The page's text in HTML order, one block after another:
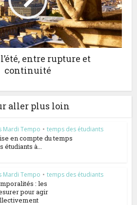
entre rupture et
continuité
aller plus loin
Mardi Tempo • temps des étudiants
en compte du temps
étudiants à...
Mardi Tempo • temps des étudiants
: les
pour agir